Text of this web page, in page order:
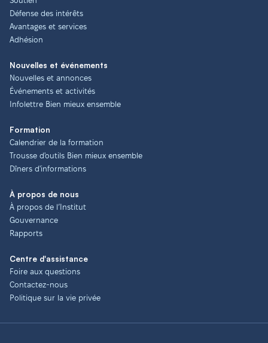
Défense des intérêts
Avantages et services
Adhésion
Nouvelles et événements
Nouvelles et annonces
Événements et activités
Infolettre Bien mieux ensemble
Formation
Calendrier de la formation
Trousse d'outils Bien mieux ensemble
Dîners d'informations
À propos de nous
À propos de l’Institut
Gouvernance
Rapports
Centre d'assistance
Foire aux questions
Contactez-nous
Politique sur la vie privée